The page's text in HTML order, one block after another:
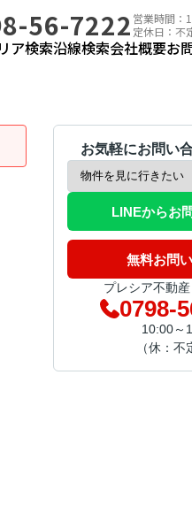
56-7222 営業時間：
定休日：不
ア検索沿線検索会社概要お
お気軽にお問い
LINEからお
無料お問
プレシア不動
0798-
10:00～
（休：不